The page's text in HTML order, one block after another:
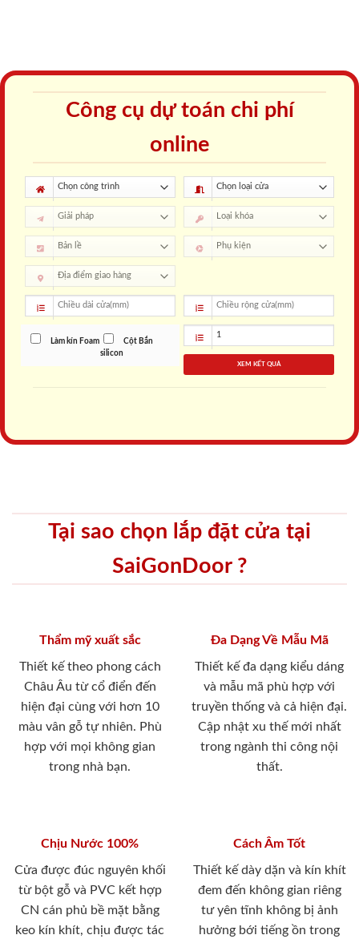
Công cụ dự toán chi phí
online
Làm kín Foam
Cột Bắn
silicon
XEM KẾT QUẢ
Tại sao chọn lắp đặt cửa tại
SaiGonDoor ?
Thẩm mỹ xuất sắc
Thiết kế theo phong cách
Châu Âu từ cổ điển đến
hiện đại cùng với hơn 10
màu vân gỗ tự nhiên. Phù
hợp với mọi không gian
trong nhà bạn.
Đa Dạng Về Mẫu Mã
Thiết kế đa dạng kiểu dáng
và mẫu mã phù hợp với
truyền thống và cả hiện đại.
Cập nhật xu thế mới nhất
trong ngành thi công nội
thất.
Chịu Nước 100%
Cửa được đúc nguyên khối
từ bột gỗ và PVC kết hợp
CN cán phủ bề mặt bằng
keo kín khít, chịu được tác
Cách Âm Tốt
Thiết kế dày dặn và kín khít
đem đến không gian riêng
tư yên tĩnh không bị ảnh
hưởng bới tiếng ồn trong